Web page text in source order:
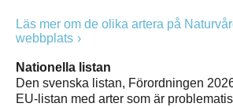
Läs mer om de olika artera på
webbplats
Nationella listan
Den svenska listan, Förordningen
EU-listan med arter som är